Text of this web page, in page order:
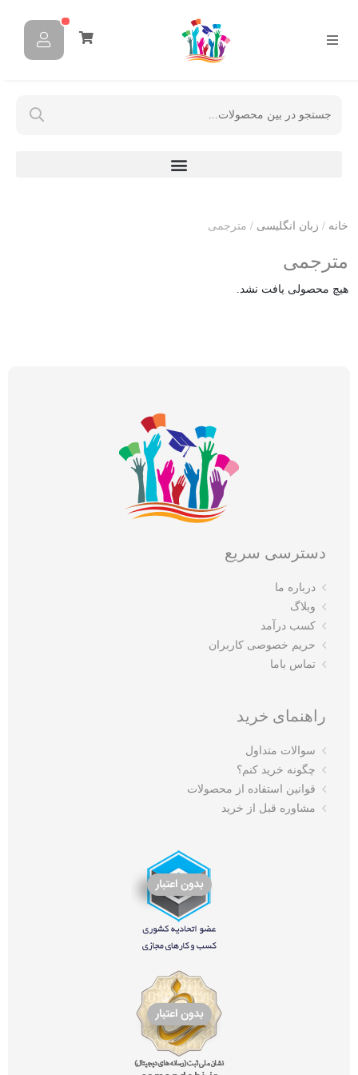
خانه / زبان انگلیسی / مترجمی
مترجمی
هیچ محصولی یافت نشد.
دسترسی سریع
درباره ما
وبلاگ
کسب درآمد
حریم خصوصی کاربران
تماس باما
راهنمای خرید
سوالات متداول
چگونه خرید کنم؟
قوانین استفاده از محصولات
مشاوره قبل از خرید